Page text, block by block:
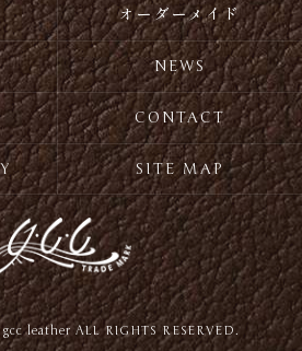
オーダーメイド
NEWS
CONTACT
SITE MAP
leather ALL RIGHTS RESERVED.